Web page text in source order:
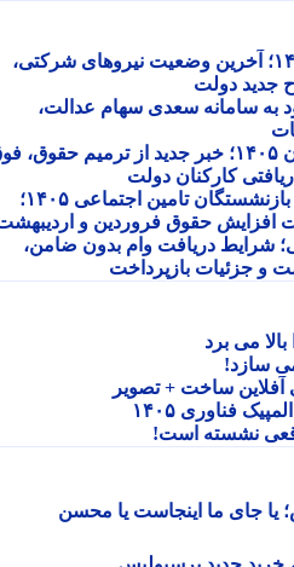
کارکنان دولت ۱۴۰۵؛ آخرین وضعیت نیروهای شرکتی،
دولت
سعدی سهام عدالت،
افزایش مجدد حقوق کارمندان ۱۴۰۵؛ خبر جدید از ترمیم حقوق، فوق
کارکنان دولت
زمان نهایی پرداخت معوقات بازنشستگان تامین اجتماعی ۱۴۰۵؛
حقوق فروردین و اردیبهشت
دریافت وام بدون ضامن،
بازپرداخت
می برد
ساخت + تصویر
۱۴۰۵
نشسته است!
جای ما اینجاست یا محسن